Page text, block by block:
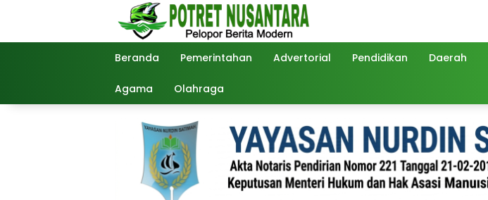
Beranda Pemerintahan Advertorial Pendidikan Daerah
Agama Olahraga